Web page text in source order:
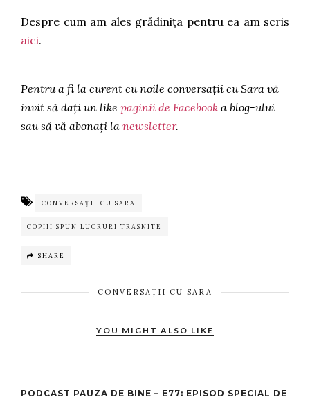
Despre cum am ales grădinița pentru ea am scris
aici.
Pentru a fi la curent cu noile conversații cu Sara vă
invit să dați un like paginii de Facebook a blog-ului
sau să vă abonați la newsletter.
CONVERSAȚII CU SARA
COPIII SPUN LUCRURI TRASNITE
SHARE
CONVERSAȚII CU SARA
YOU MIGHT ALSO LIKE
PODCAST PAUZA DE BINE – E77: EPISOD SPECIAL DE